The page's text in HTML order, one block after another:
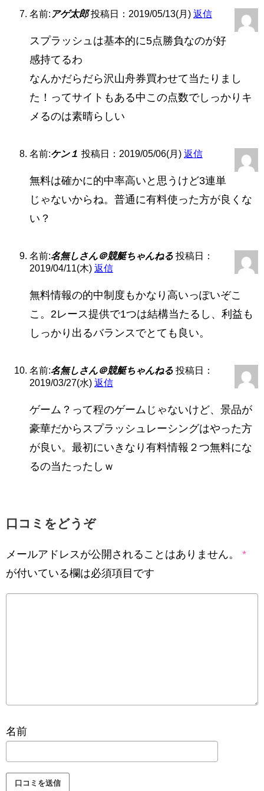
名前:アゲ太郎 投稿日：2019/05/13(月) 返信
スプラッシュは基本的に5点勝負なのが好
感持てるわ
なんかだらだら沢山舟券買わせて当たりまし
た！ってサイトもある中この点数でしっかりキ
メるのは素晴らしい
名前:ケン１ 投稿日：2019/05/06(月) 返信
無料は確かに的中率高いと思うけど3連単
じゃないからね。普通に有料使った方が良くな
い？
名前:名無しさん＠競艇ちゃんねる 投稿日：
2019/04/11(木) 返信
無料情報の的中制度もかなり高いっぽいぞこ
こ。2レース提供で1つは結構当たるし、利益も
しっかり出るバランスでとても良い。
名前:名無しさん＠競艇ちゃんねる 投稿日：
2019/03/27(水) 返信
ゲーム？って程のゲームじゃないけど、景品が
豪華だからスプラッシュレーシングはやった方
が良い。最初にいきなり有料情報２つ無料にな
るの当たったしｗ
口コミをどうぞ
メールアドレスが公開されることはありません。
*
が付いている欄は必須項目です
名前